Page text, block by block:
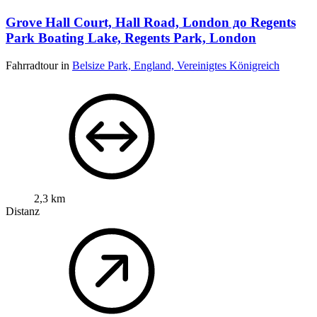
Grove Hall Court, Hall Road, London до Regents
Park Boating Lake, Regents Park, London
Fahrradtour in Belsize Park, England, Vereinigtes Königreich
2,3 km
Distanz